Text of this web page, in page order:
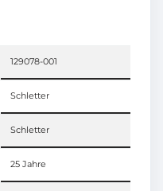
129078-001
Schletter
Schletter
25 Jahre